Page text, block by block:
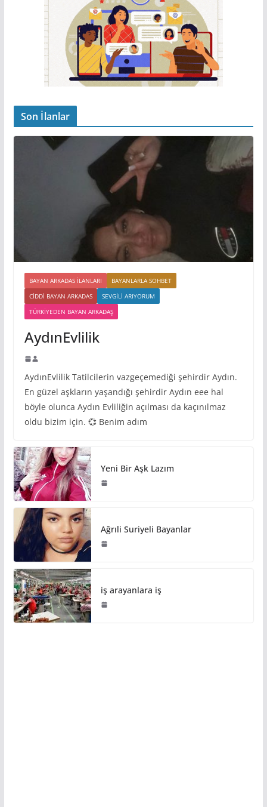
Son İlanlar
BAYAN ARKADAS ILANLARI
BAYANLARLA SOHBET
CIDDI BAYAN ARKADAS
SEVGILI ARIYORUM
TÜRKIYEDEN BAYAN ARKADAŞ
AydınEvlilik
AydınEvlilik Tatilcilerin vazgeçemediği şehirdir Aydın.
En güzel aşkların yaşandığı şehirdir Aydın eee hal
böyle olunca Aydın Evliliğin açılması da kaçınılmaz
oldu bizim için. 💞 Benim adım
Yeni Bir Aşk Lazım
Ağrıli Suriyeli Bayanlar
iş arayanlara iş